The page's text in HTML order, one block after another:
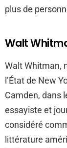
plus de
Walt
Walt Whitman,
l’État de New
Camden, dans
essayiste et
considéré
littérature